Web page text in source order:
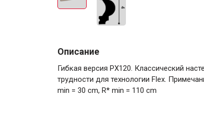
Описание
Гибкая версия PХ120. Классический
трудности для технологии Flex.
min = 30 cm, R* min = 110 cm